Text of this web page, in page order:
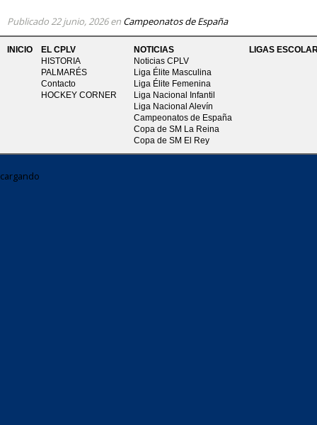
Publicado 22 junio, 2026en Campeonatos de España
INICIO
EL CPLV
HISTORIA
PALMARÉS
Contacto
HOCKEY CORNER
NOTICIAS
Noticias CPLV
Liga Élite Masculina
Liga Élite Femenina
Liga Nacional Infantil
Liga Nacional Alevín
Campeonatos de España
Copa de SM La Reina
Copa de SM El Rey
LIGAS
cargando